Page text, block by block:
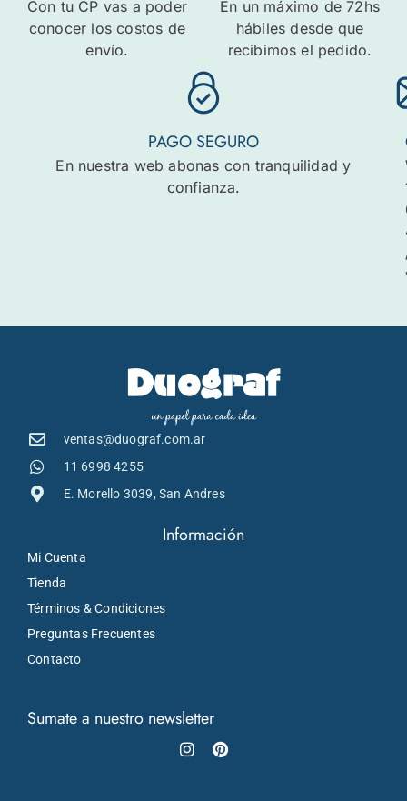
Con tu CP vas a poder
conocer los costos de
envío.
En un máximo de 72hs
hábiles desde que
recibimos el pedido.
PAGO SEGURO
En nuestra web abonas con tranquilidad y
confianza.
ventas@duograf.com.ar
11 6998 4255
E. Morello 3039, San Andres
Información
Mi Cuenta
Tienda
Términos & Condiciones
Preguntas Frecuentes
Contacto
Sumate a nuestro newsletter
Instagram
Pinterest